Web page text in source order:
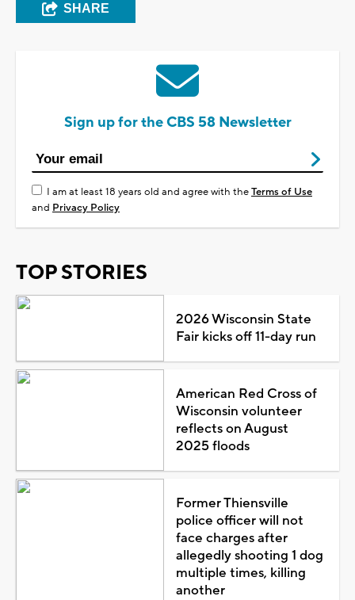
SHARE
Sign up for the CBS 58 Newsletter
I am at least 18 years old and agree with theTerms of Use
and Privacy Policy
TOP STORIES
2026 Wisconsin State
Fair kicks off 11-day run
American Red Cross of
Wisconsin volunteer
reflects on August
2025 floods
Former Thiensville
police officer will not
face charges after
allegedly shooting 1 dog
multiple times, killing
another